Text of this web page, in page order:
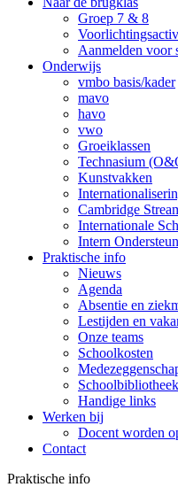
Groep 7 & 8
Aanmelden voor
Onderwijs
vmbo basis/kader
mavo
havo
vwo
Groeiklassen
Technasium
Kunstvakken
Cambridge
Internationale
Intern
Praktische info
Nieuws
Agenda
Absentie en
Lestijden en
Onze teams
Schoolkosten
Schoolbibliotheek
Handige links
Werken bij
Docent worden
Contact
Praktische info